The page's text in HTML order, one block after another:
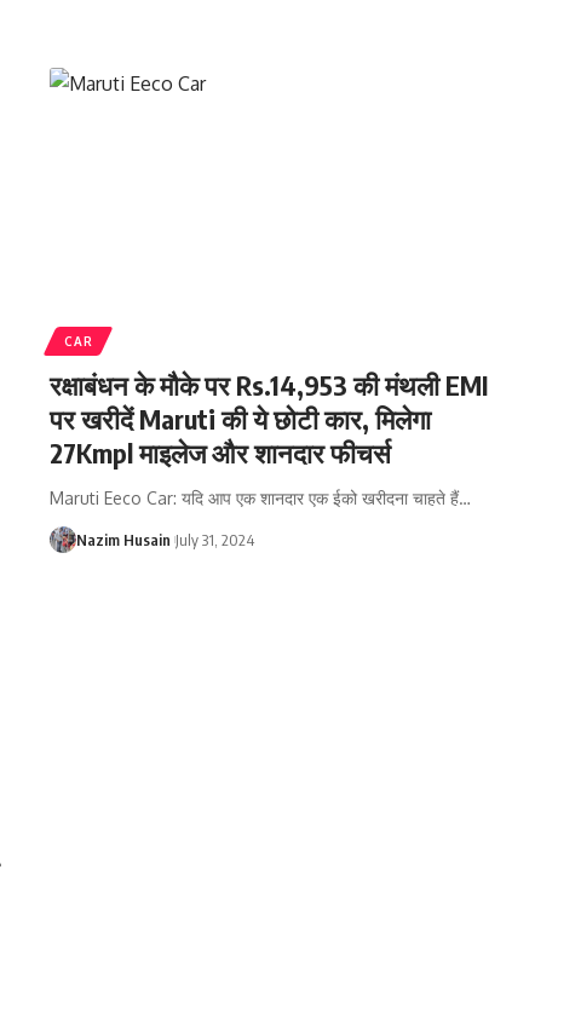
CAR
रक्षाबंधन के मौके पर Rs.14,953 की मंथली EMI
पर खरीदें Maruti की ये छोटी कार, मिलेगा
27Kmpl माइलेज और शानदार फीचर्स
Maruti Eeco Car: यदि आप एक शानदार एक ईको खरीदना चाहते हैं…
Nazim Husain July 31, 2024